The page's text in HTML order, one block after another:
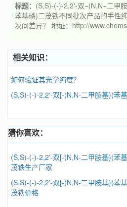
标题： (S,S)-(-)-2,2'-双−(N,N−二甲
苯基磷)二茂铁不同批次产品的手性
次间差异？ 地址：http://
相关知识：
如何验证其光学纯度？
猜你喜欢：
(S,S)-(-)-2,2'-双[-(N,N-二甲胺基)(苯
茂铁生产厂家
(S,S)-(-)-2,2'-双[-(N,N-二甲胺基)(苯
茂铁价格